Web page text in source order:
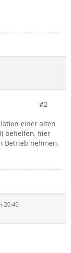
#2
einer alten
behelfen, hier
Betrieb nehmen.
20:40